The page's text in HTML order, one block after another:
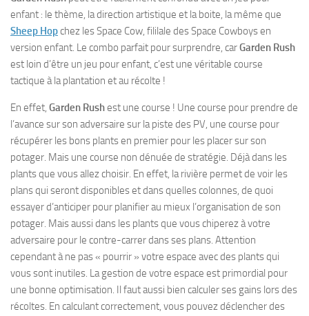
enfant : le thème, la direction artistique et la boite, la même que
Sheep Hopchez les Space Cow, fililale des Space Cowboys en
version enfant. Le combo parfait pour surprendre, carGarden Rush
est loin d’être un jeu pour enfant, c’est une véritable course
tactique à la plantation et au récolte !
En effet, Garden Rushest une course ! Une course pour prendre de
l’avance sur son adversaire sur la piste des PV, une course pour
récupérer les bons plants en premier pour les placer sur son
potager. Mais une course non dénuée de stratégie. Déjà dans les
plants que vous allez choisir. En effet, la rivière permet de voir les
plans qui seront disponibles et dans quelles colonnes, de quoi
essayer d’anticiper pour planifier au mieux l’organisation de son
potager. Mais aussi dans les plants que vous chiperez à votre
adversaire pour le contre-carrer dans ses plans. Attention
cependant à ne pas « pourrir » votre espace avec des plants qui
vous sont inutiles. La gestion de votre espace est primordial pour
une bonne optimisation. Il faut aussi bien calculer ses gains lors des
récoltes. En calculant correctement, vous pouvez déclencher des